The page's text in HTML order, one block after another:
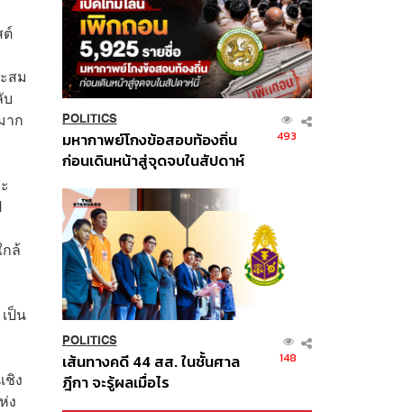
ต์
สม
าก
กล้
ป็น
ชิง
ง
POLITICS
มหากาพย์โกงข้อสอบท้องถิ่น
ก่อนเดินหน้าสู่จุดจบในสัปดาห์
493
POLITICS
เส้นทางคดี 44 สส. ในชั้นศาล
ฎีกา จะรู้ผลเมื่อไร
148